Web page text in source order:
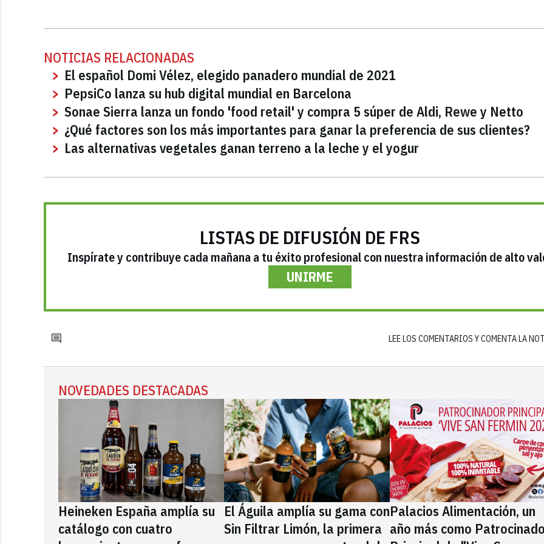
NOTICIAS RELACIONADAS
El español Domi Vélez, elegido panadero mundial de 2021
PepsiCo lanza su hub digital mundial en Barcelona
Sonae Sierra lanza un fondo 'food retail' y compra 5 súper de Aldi, Rewe y Netto
¿Qué factores son los más importantes para ganar la preferencia de sus clientes?
Las alternativas vegetales ganan terreno a la leche y el yogur
LISTAS DE DIFUSIÓN DE FRS
Inspírate y contribuye cada mañana a tu éxito profesional con nuestra información de alto
UNIRME
LEE LOS COMENTARIOS Y COMENTA LA
NOVEDADES DESTACADAS
Heineken España amplía su
catálogo con cuatro
El Águila amplía su gama con
Sin Filtrar Limón, la primera
Palacios Alimentación, un
año más como